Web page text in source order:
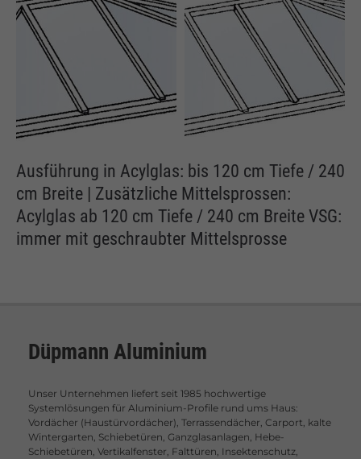
Ausführung in Acylglas: bis 120 cm Tiefe / 240
cm Breite | Zusätzliche Mittelsprossen:
Acylglas ab 120 cm Tiefe / 240 cm Breite VSG:
immer mit geschraubter Mittelsprosse
Düpmann Aluminium
Unser Unternehmen liefert seit 1985 hochwertige
Systemlösungen für Aluminium-Profile rund ums Haus:
Vordächer (Haustürvordächer), Terrassendächer, Carport, kalte
Wintergarten, Schiebetüren, Ganzglasanlagen, Hebe-
Schiebetüren, Vertikalfenster, Falttüren, Insektenschutz,